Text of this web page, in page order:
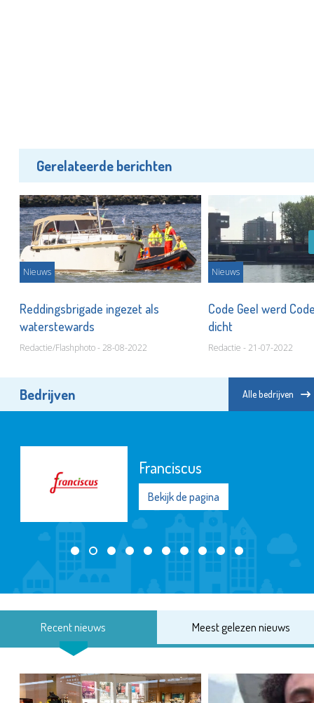
Gerelateerde berichten
Nieuws
Reddingsbrigade ingezet als
waterstewards
Redactie/Flashphoto - 28-08-2022
Nieuws
Code Geel werd
dicht
Redactie - 21-07-2022
Bedrijven Alle bedrijven
Franciscus
Bekijk de pagina
Recent nieuws Meest gelezen nieuws